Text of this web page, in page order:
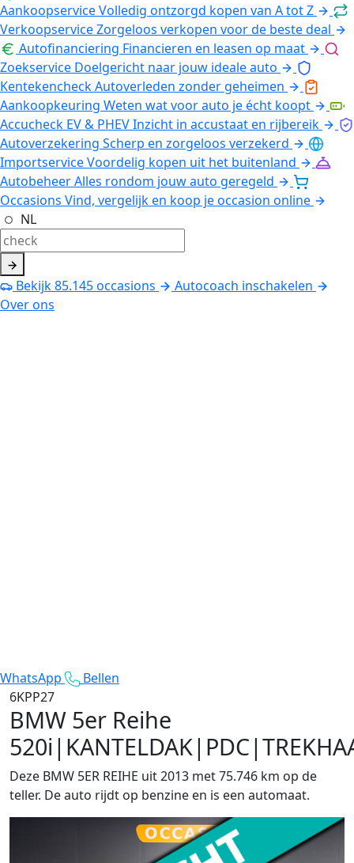
AankoopserviceVolledig ontzorgd kopen van A tot Z
VerkoopserviceZorgeloos verkopen voor de beste deal
Autofinanciering Financieren en leasen op maat
Zoekservice Doelgericht naar jouw ideale auto
KentekencheckAutoverleden zonder geheimen
Aankoopkeuring Weten wat voor auto je écht koopt
Accucheck EV & PHEVInzicht in accustaat en rijbereik
Autoverzekering Scherp en zorgeloos verzekerd
ImportserviceVoordelig kopen uit het buitenland
AutobeheerAlles rondom jouw auto geregeld
Occasions Vind, vergelijk en koop je occasion online
NL
Bekijk85.145occasions
Autocoach inschakelen
Over ons
WhatsApp
Bellen
6KPP27
BMW 5er Reihe
Deze BMW 5ER REIHE uit 2013 met 75.746 km op de
teller. De auto rijdt op benzine en is een automaat.